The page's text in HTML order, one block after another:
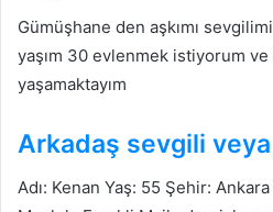
Gümüşhane den aşkımı
yaşım 30 evlenmek istiyorum ve
yaşamaktayım
Arkadaş sevgili veya
Adı: Kenan Yaş: 55 Şehir: